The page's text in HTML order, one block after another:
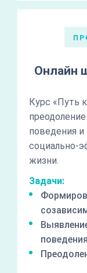
Онлайн
Курс «Путь
поведения
социально-
жизни.
Задачи:
поведения